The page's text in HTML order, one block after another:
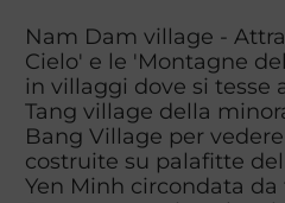
Nam Dam village -
Cielo' e le 'Montagne
in villaggi dove si tesse
Tang village della
Bang Village per
costruite su palafitte
Yen Minh circondata da